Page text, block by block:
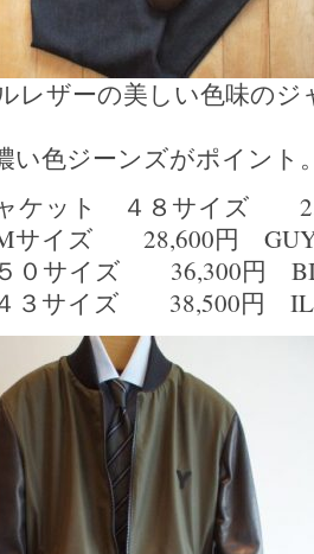
レザーの美しい色味の
い色ジーンズがポイント
ケット ４８サイズ
サイズ 28,600円 GUY
０サイズ 36,300円
３サイズ 38,500円 IL